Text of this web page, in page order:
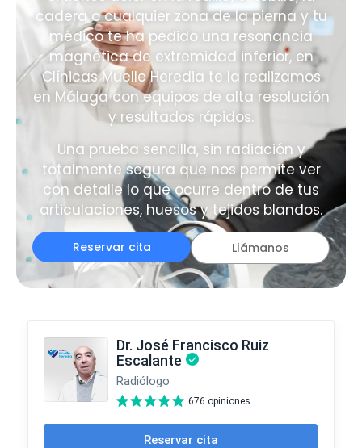
cadera o cualquier zona de la pierna y tu
médico te ha pedido una resonancia
magnética de extremidad inferior, en
Clínicas Muelle Heredia te la realizamos
en Málaga con equipos de alta resolución
y resultados rápidos.
Una prueba sencilla, sin radiación y
totalmente segura que nos permite ver
con detalle lo que ocurre dentro de tus
articulaciones, huesos y tejidos blandos.
Reservar cita Llámanos